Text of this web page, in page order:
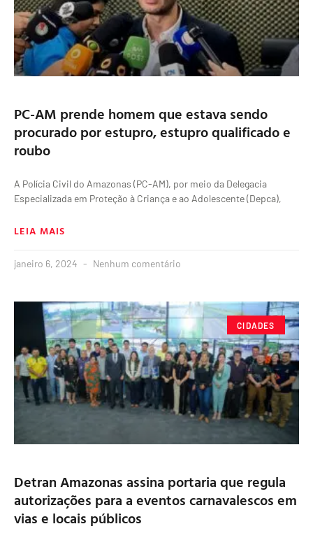
PC-AM prende homem que estava sendo
procurado por estupro, estupro qualificado e
roubo
A Polícia Civil do Amazonas (PC-AM), por meio da Delegacia
Especializada em Proteção à Criança e ao Adolescente (Depca),
LEIA MAIS
janeiro 6, 2024 Nenhum comentário
CIDADES
Detran Amazonas assina portaria que regula
autorizações para a eventos carnavalescos em
vias e locais públicos